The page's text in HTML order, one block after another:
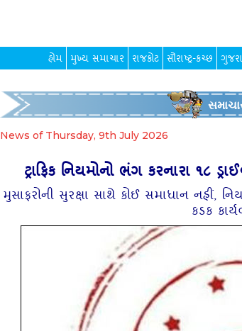
હોમ મુખ્ય સમાચાર રાજકોટ સૌરાષ્ટ્ર-કચ્છ
News of Thursday, 9th July 2026
ટ્રાફિક નિયમોનો ભંગ કરનારા ૧૮
મુસાફરોની સુરક્ષા સાથે કોઈ સમાધાન
કડક